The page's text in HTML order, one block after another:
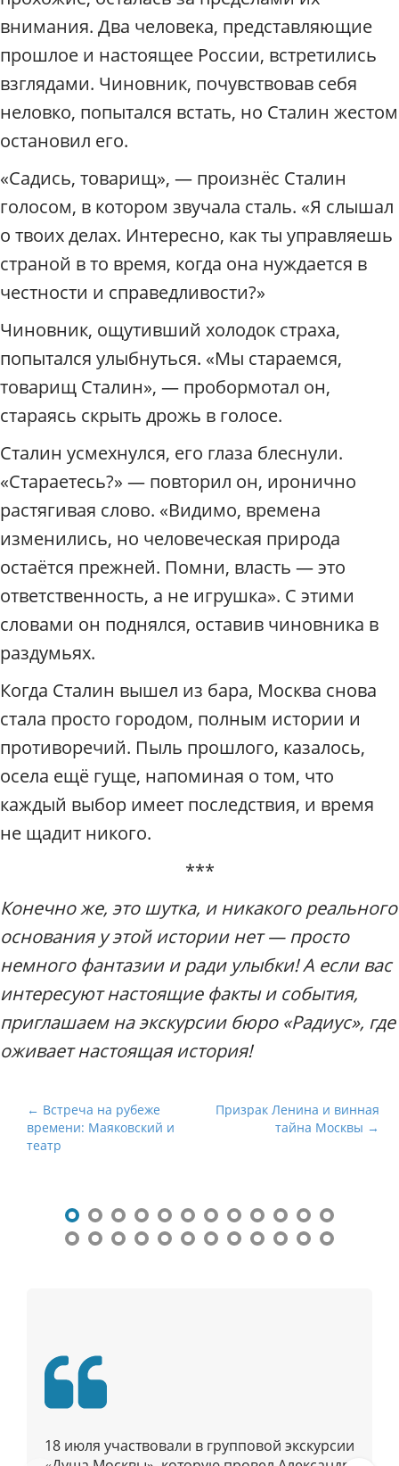
внимания. Два человека, представляющие
прошлое и настоящее России, встретились
взглядами. Чиновник, почувствовав себя
неловко, попытался встать, но Сталин жестом
остановил его.
«Садись, товарищ», — произнёс Сталин
голосом, в котором звучала сталь. «Я слышал
о твоих делах. Интересно, как ты управляешь
страной в то время, когда она нуждается в
честности и справедливости?»
Чиновник, ощутивший холодок страха,
попытался улыбнуться. «Мы стараемся,
товарищ Сталин», — пробормотал он,
стараясь скрыть дрожь в голосе.
Сталин усмехнулся, его глаза блеснули.
«Стараетесь?» — повторил он, иронично
растягивая слово. «Видимо, времена
изменились, но человеческая природа
остаётся прежней. Помни, власть — это
ответственность, а не игрушка». С этими
словами он поднялся, оставив чиновника в
раздумьях.
Когда Сталин вышел из бара, Москва снова
стала просто городом, полным истории и
противоречий. Пыль прошлого, казалось,
осела ещё гуще, напоминая о том, что
каждый выбор имеет последствия, и время
не щадит никого.
***
Конечно же, это шутка, и никакого реального
основания у этой истории нет — просто
немного фантазии и ради улыбки! А если вас
интересуют настоящие факты и события,
приглашаем на экскурсии бюро «Радиус», где
оживает настоящая история!
Н
а
в
← Встреча на рубеже
времени: Маяковский и
театр
Призрак Ленина и винная
тайна Москвы →
18 июля участвовали в групповой экскурсии